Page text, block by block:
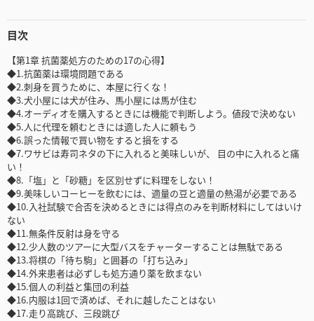
目次
【第1章 抗菌薬処方のための17の心得】
◆1.抗菌薬は環境問題である
◆2.刺身を買うために、本屋に行くな！
◆3.犬小屋には犬が住み、馬小屋には馬が住む
◆4.オーディオを購入するときには機能で判断しよう。値段で決めない
◆5.人に代理を頼むときには適した人に頼もう
◆6.誤った情報で買い物をすると損をする
◆7.ワサビは寿司ネタの下に入れると美味しいが、 目の中に入れると痛
い！
◆8.「塩」と「砂糖」を区別せずに料理をしない！
◆9.美味しいコーヒーを飲むには、適量の豆と適量の熱湯が必要である
◆10.入社試験で合否を決めるときには得点のみを判断材料にしてはいけ
ない
◆11.無条件反射は身を守る
◆12.少人数のツアーに大型バスをチャーターすることは無駄である
◆13.将棋の「待ち駒」と囲碁の「打ち込み」
◆14.外来患者は必ずしも処方通り薬を飲まない
◆15.個人の利益と集団の利益
◆16.内服は1回で済めば、それに越したことはない
◆17.走り高跳び、三段跳び